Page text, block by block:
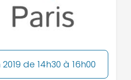
de 14h30 à 16h00